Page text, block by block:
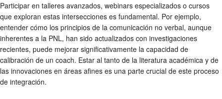
Participar en talleres avanzados, webinars especializados o cursos
que exploran estas intersecciones es fundamental. Por ejemplo,
entender cómo los principios de la comunicación no verbal, aunque
inherentes a la PNL, han sido actualizados con investigaciones
recientes, puede mejorar significativamente la capacidad de
calibración de un coach. Estar al tanto de la literatura académica y de
las innovaciones en áreas afines es una parte crucial de este proceso
de integración.